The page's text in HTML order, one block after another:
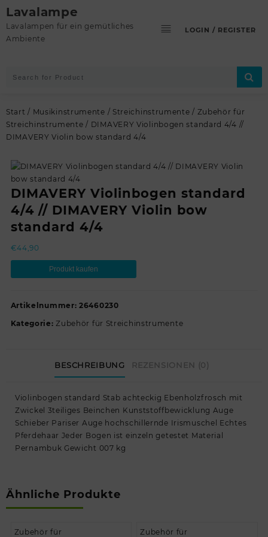
Skip
to
content
Lavalampe
Lavalampen für ein gemütliches
Ambiente
LOGIN / REGISTER
Start / Musikinstrumente / Streichinstrumente / Zubehör für
Streichinstrumente / DIMAVERY Violinbogen standard 4/4 //
DIMAVERY Violin bow standard 4/4
DIMAVERY Violinbogen standard
4/4 // DIMAVERY Violin bow
standard 4/4
€44,90
Produkt kaufen
Artikelnummer: 26460230
Kategorie: Zubehör für Streichinstrumente
BESCHREIBUNG REZENSIONEN (0)
Violinbogen standard Stab achteckig Ebenholzfrosch mit
Zwickel 3teiliges Beinchen Kunststoffbewicklung Auge
Schieber Pariser Auge hochschillernde Irismuschel Echtes
Pferdehaar Jeder Bogen ist einzeln getestet Material
Pernambuk Gewicht 007 kg
Ähnliche Produkte
Zubehör für
Zubehör für